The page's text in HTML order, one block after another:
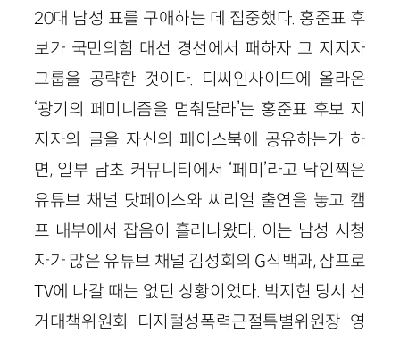
20대 남성 표를 구애하는 데 집중했다. 홍준표 후
보가 국민의힘 대선 경선에서 패하자 그 지지자
그룹을 공략한 것이다. 디씨인사이드에 올라온
‘광기의 페미니즘을 멈춰달라’는 홍준표 후보 지
지자의 글을 자신의 페이스북에 공유하는가 하
면, 일부 남초 커뮤니티에서 ‘페미’라고 낙인찍은
유튜브 채널 닷페이스와 씨리얼 출연을 놓고 캠
프 내부에서 잡음이 흘러나왔다. 이는 남성 시청
자가 많은 유튜브 채널 김성회의 G식백과, 삼프로
TV에 나갈 때는 없던 상황이었다. 박지현 당시 선
거대책위원회 디지털성폭력근절특별위원장 영